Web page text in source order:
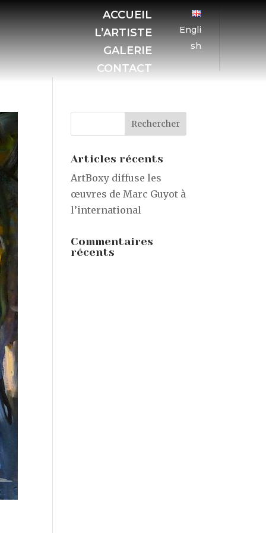
ACCUEIL
L’ARTISTE
GALERIE
CONTACT
Engli
sh
Articles récents
ArtBoxy diffuse les
œuvres de Marc Guyot à
l’international
Commentaires
récents